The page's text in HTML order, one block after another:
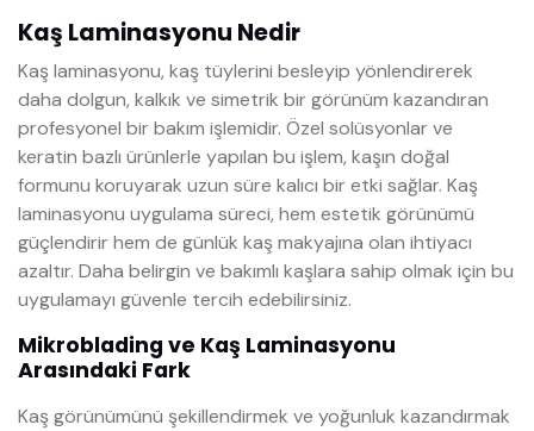
Kaş Laminasyonu Nedir
Kaş laminasyonu, kaş tüylerini besleyip yönlendirerek
daha dolgun, kalkık ve simetrik bir görünüm kazandıran
profesyonel bir bakım işlemidir. Özel solüsyonlar ve
keratin bazlı ürünlerle yapılan bu işlem, kaşın doğal
formunu koruyarak uzun süre kalıcı bir etki sağlar. Kaş
laminasyonu uygulama süreci, hem estetik görünümü
güçlendirir hem de günlük kaş makyajına olan ihtiyacı
azaltır. Daha belirgin ve bakımlı kaşlara sahip olmak için bu
uygulamayı güvenle tercih edebilirsiniz.
Mikroblading ve Kaş Laminasyonu
Arasındaki Fark
Kaş görünümünü şekillendirmek ve yoğunluk kazandırmak